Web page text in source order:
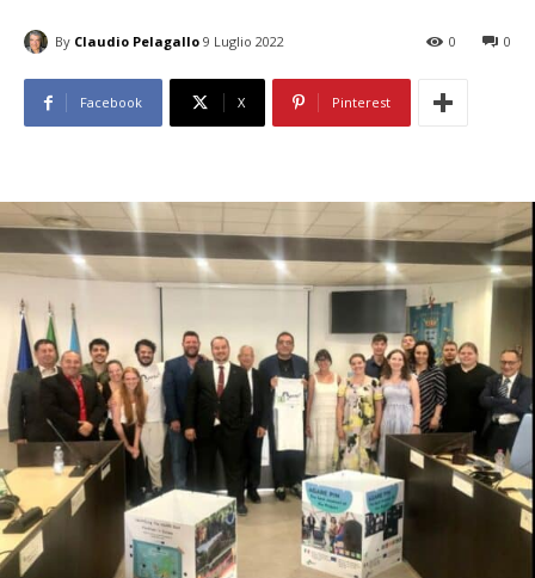
By Claudio Pelagallo 9 Luglio 2022 0
0
Facebook X Pinterest